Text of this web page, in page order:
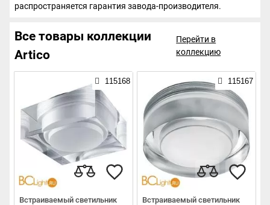
распространяется гарантия завода-производителя.
Все товары коллекции
Artico
Перейти в
коллекцию
115168
Встраиваемый светильник
115167
Встраиваемый светильник